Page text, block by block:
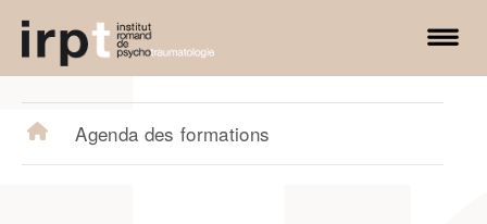
Agenda des formations